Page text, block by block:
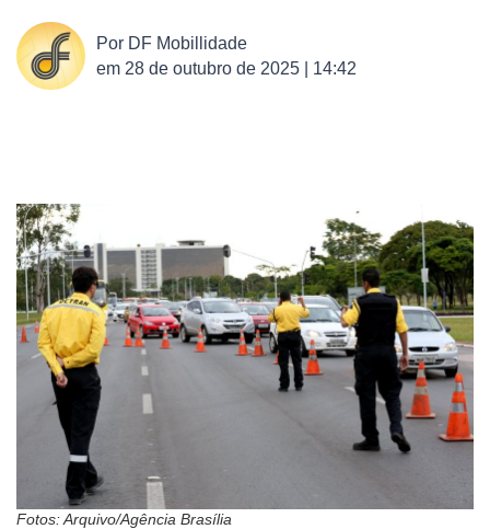
Por DF Mobillidade
em 28 de outubro de 2025 | 14:42
Fotos: Arquivo/Agência Brasília